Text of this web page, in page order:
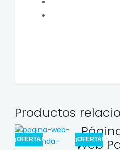
Productos
¡OFERTA! ¡OFERTA!
Web